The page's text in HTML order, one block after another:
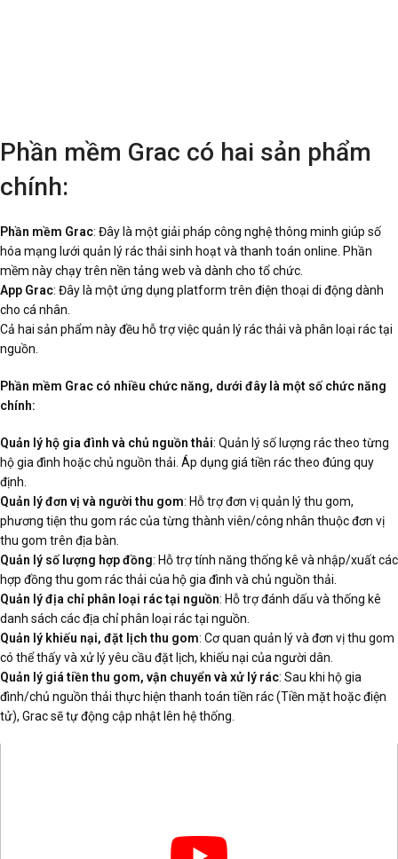
Phần mềm Grac có hai sản phẩm
chính:
Phần mềm Grac: Đây là một giải pháp công nghệ thông minh giúp số
hóa mạng lưới quản lý rác thải sinh hoạt và thanh toán online. Phần
mềm này chạy trên nền tảng web và dành cho tổ chức.
App Grac: Đây là một ứng dụng platform trên điện thoại di động dành
cho cá nhân.
Cả hai sản phẩm này đều hỗ trợ việc quản lý rác thải và phân loại rác tại
nguồn.
Phần mềm Grac có nhiều chức năng, dưới đây là một số chức năng
chính:
Quản lý hộ gia đình và chủ nguồn thải: Quản lý số lượng rác theo từng
hộ gia đình hoặc chủ nguồn thải. Áp dụng giá tiền rác theo đúng quy
định.
Quản lý đơn vị và người thu gom: Hỗ trợ đơn vị quản lý thu gom,
phương tiện thu gom rác của từng thành viên/công nhân thuộc đơn vị
thu gom trên địa bàn.
Quản lý số lượng hợp đồng: Hỗ trợ tính năng thống kê và nhập/xuất các
hợp đồng thu gom rác thải của hộ gia đình và chủ nguồn thải.
Quản lý địa chỉ phân loại rác tại nguồn: Hỗ trợ đánh dấu và thống kê
danh sách các địa chỉ phân loại rác tại nguồn.
Quản lý khiếu nại, đặt lịch thu gom: Cơ quan quản lý và đơn vị thu gom
có thể thấy và xử lý yêu cầu đặt lịch, khiếu nại của người dân.
Quản lý giá tiền thu gom, vận chuyển và xử lý rác: Sau khi hộ gia
đình/chủ nguồn thải thực hiện thanh toán tiền rác (Tiền mặt hoặc điện
tử), Grac sẽ tự động cập nhật lên hệ thống.